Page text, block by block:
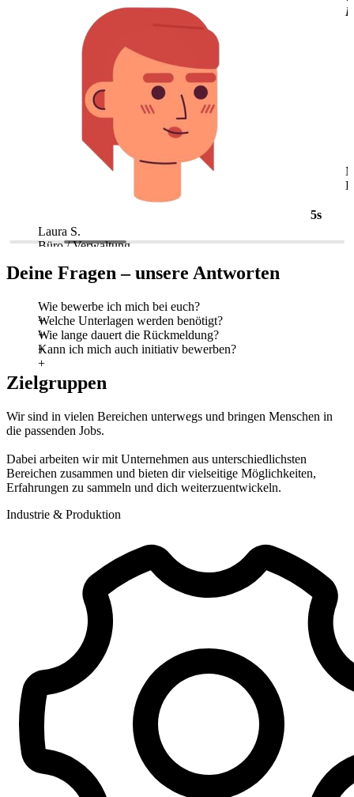
Laura S.
Büro / Verwaltung
5s
Deine Fragen – unsere Antworten
Wie bewerbe ich mich bei euch?
Welche Unterlagen werden benötigt?
Wie lange dauert die Rückmeldung?
Kann ich mich auch initiativ bewerben?
Zielgruppen
Wir sind in vielen Bereichen unterwegs und bringen Menschen in
die passenden Jobs.
Dabei arbeiten wir mit Unternehmen aus unterschiedlichsten
Bereichen zusammen und bieten dir vielseitige Möglichkeiten,
Erfahrungen zu sammeln und dich weiterzuentwickeln.
Industrie & Produktion